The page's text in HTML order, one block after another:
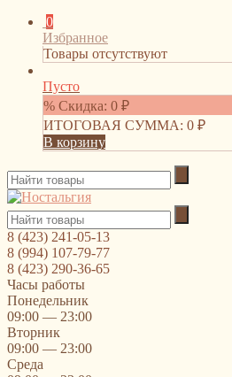
0
Избранное
Товары отсутствуют
Пусто
% Скидка: 0 ₽
ИТОГОВАЯ СУММА: 0 ₽
В корзину
8 (423) 241-05-13
8 (994) 107-79-77
8 (423) 290-36-65
Часы работы
Понедельник
09:00 — 23:00
Вторник
09:00 — 23:00
Среда